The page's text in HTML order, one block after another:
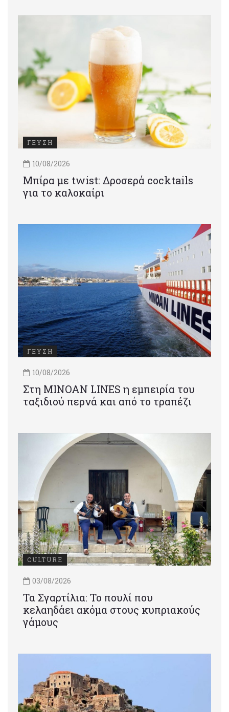
ΓΕΥΣΗ
10/08/2026
Μπίρα με twist: Δροσερά cocktails
για το καλοκαίρι
ΓΕΥΣΗ
10/08/2026
Στη MINOAN LINES η εμπειρία του
ταξιδιού περνά και από το τραπέζι
CULTURE
03/08/2026
Τα Σγαρτίλια: Το πουλί που
κελαηδάει ακόμα στους κυπριακούς
γάμους